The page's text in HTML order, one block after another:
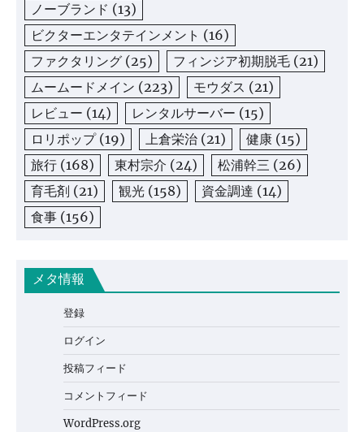
ノーブランド (13)
ビクターエンタテインメント (16)
ファクタリング (25) フィンジア初期脱毛 (21)
ムームードメイン (223) モウダス (21)
レビュー (14) レンタルサーバー (15)
ロリポップ(19) 上倉栄治 (21) 健康 (15)
旅行 (168) 東村宗介 (24) 松浦幹三 (26)
育毛剤 (21) 観光 (158) 資金調達 (14)
食事 (156)
メタ情報
登録
ログイン
投稿フィード
コメントフィード
WordPress.org